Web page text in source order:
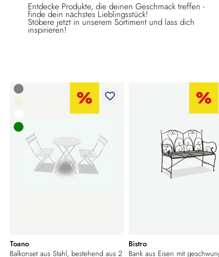
Entdecke Produkte, die deinen Geschmack treffen -
finde dein nächstes Lieblingsstück!
Stöbere jetzt in unserem Sortiment und lass dich
inspirieren!
favorite_border
Toano
Balkonset aus Stahl, bestehend aus 2
Bistro
Bank aus Eisen mit